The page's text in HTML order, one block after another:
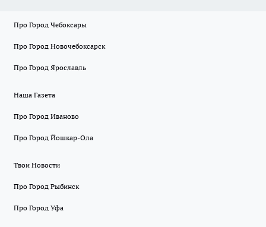
Про Город Чебоксары
Про Город Новочебоксарск
Про Город Ярославль
Наша Газета
Про Город Иваново
Про Город Йошкар-Ола
Твои Новости
Про Город Рыбинск
Про Город Уфа